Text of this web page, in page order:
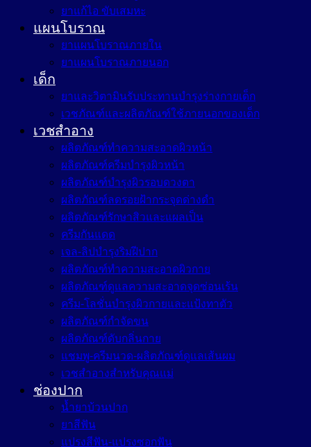
ยาแก้ไอ ขับเสมหะ
แผนโบราณ
ยาแผนโบราณภายใน
ยาแผนโบราณภายนอก
เด็ก
ยาและวิตามินรับประทานบำรุงร่างกายเด็ก
เวชภัณฑ์และผลิตภัณฑ์ใช้ภายนอกของเด็ก
เวชสำอาง
ผลิตภัณฑ์ทำความสะอาดผิวหน้า
ผลิตภัณฑ์ครีมบำรุงผิวหน้า
ผลิตภัณฑ์บำรุงผิวรอบดวงตา
ผลิตภัณฑ์ลดรอยฝ้ากระจุดด่างดำ
ผลิตภัณฑ์รักษาสิวและแผลเป็น
ครีมกันแดด
เจล-ลิปบำรุงริมฝีปาก
ผลิตภัณฑ์ทำความสะอาดผิวกาย
ผลิตภัณฑ์ดูแลความสะอาดจุดซ่อนเร้น
ครีม-โลชั่นบำรุงผิวกายและแป้งทาตัว
ผลิตภัณฑ์กำจัดขน
ผลิตภัณฑ์ดับกลิ่นกาย
แชมพู-ครีมนวด-ผลิตภัณฑ์ดูแลเส้นผม
เวชสำอางสำหรับคุณแม่
ช่องปาก
น้ำยาบ้วนปาก
ยาสีฟัน
แปรงสีฟัน-แปรงซอกฟัน